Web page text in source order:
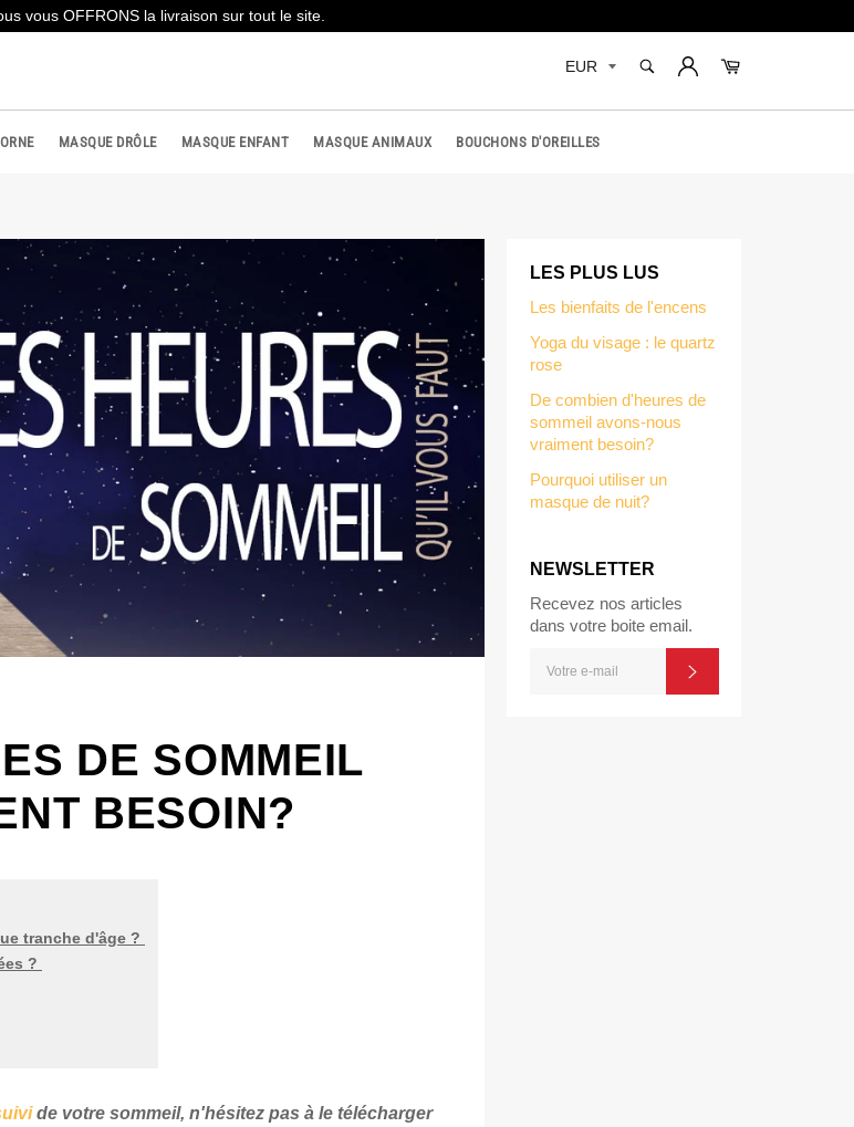
vous OFFRONS la livraison sur tout le site.
RECHERCHE
Recherche
Panier
MASQUE DRÔLE MASQUE ENFANT MASQUE ANIMAUX BOUCHONS D'OREILLES
DE SOMMEIL
BESOIN?
tranche d'âge ?
?
de votre sommeil, n'hésitez pas à le télécharger
LES PLUS LUS
Les bienfaits de l'encens
Yoga du visage : le quartz
rose
De combien d'heures de
sommeil avons-nous
vraiment besoin?
Pourquoi utiliser un
masque de nuit?
NEWSLETTER
Recevez nos articles
dans votre boite email.
VOUS